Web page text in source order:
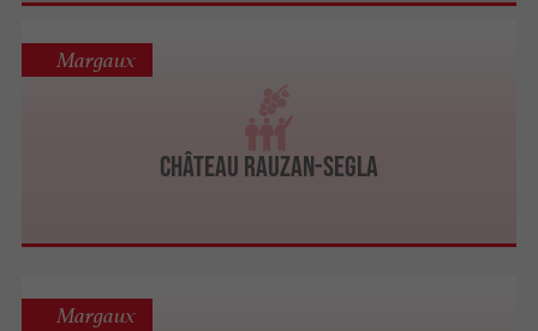
Château Rauzan-Segla
Margaux
Margaux